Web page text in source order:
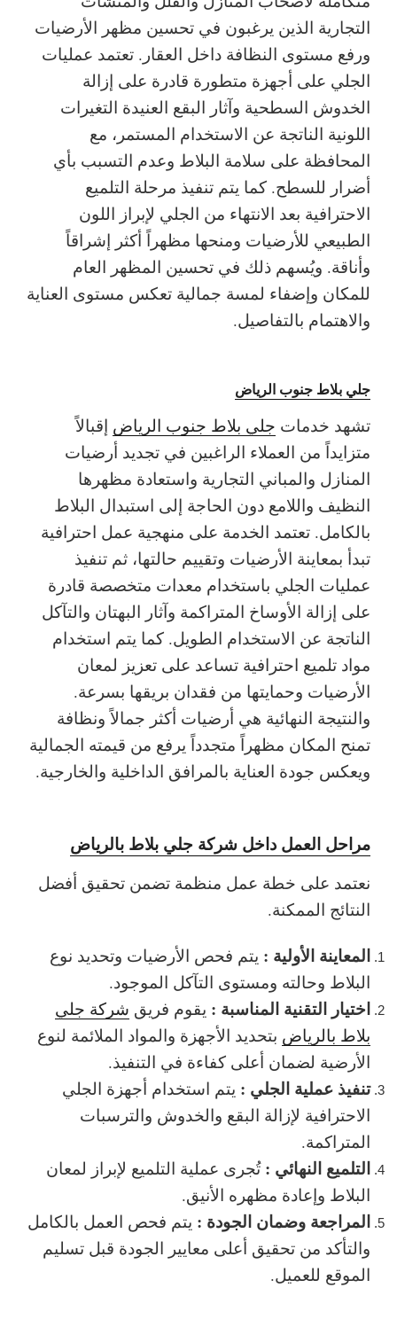
التجارية الذين يرغبون في تحسين مظهر الأرضيات
ورفع مستوى النظافة داخل العقار. تعتمد عمليات
الجلي على أجهزة متطورة قادرة على إزالة
الخدوش السطحية وآثار البقع العنيدة التغيرات
اللونية الناتجة عن الاستخدام المستمر، مع
المحافظة على سلامة البلاط وعدم التسبب بأي
أضرار للسطح. كما يتم تنفيذ مرحلة التلميع
الاحترافية بعد الانتهاء من الجلي لإبراز اللون
الطبيعي للأرضيات ومنحها مظهراً أكثر إشراقاً
وأناقة. ويُسهم ذلك في تحسين المظهر العام
للمكان وإضفاء لمسة جمالية تعكس مستوى العناية
والاهتمام بالتفاصيل.
جلي بلاط جنوب الرياض
تشهد خدمات جلي بلاط جنوب الرياض إقبالاً
متزايداً من العملاء الراغبين في تجديد أرضيات
المنازل والمباني التجارية واستعادة مظهرها
النظيف واللامع دون الحاجة إلى استبدال البلاط
بالكامل. تعتمد الخدمة على منهجية عمل احترافية
تبدأ بمعاينة الأرضيات وتقييم حالتها، ثم تنفيذ
عمليات الجلي باستخدام معدات متخصصة قادرة
على إزالة الأوساخ المتراكمة وآثار البهتان والتآكل
الناتجة عن الاستخدام الطويل. كما يتم استخدام
مواد تلميع احترافية تساعد على تعزيز لمعان
الأرضيات وحمايتها من فقدان بريقها بسرعة.
والنتيجة النهائية هي أرضيات أكثر جمالاً ونظافة
تمنح المكان مظهراً متجدداً يرفع من قيمته الجمالية
ويعكس جودة العناية بالمرافق الداخلية والخارجية.
مراحل العمل داخل شركة جلي بلاط بالرياض
نعتمد على خطة عمل منظمة تضمن تحقيق أفضل
النتائج الممكنة.
المعاينة الأولية : يتم فحص الأرضيات وتحديد نوع
البلاط وحالته ومستوى التآكل الموجود.
اختيار التقنية المناسبة : يقوم فريق شركة جلي
بلاط بالرياض بتحديد الأجهزة والمواد الملائمة لنوع
الأرضية لضمان أعلى كفاءة في التنفيذ.
تنفيذ عملية الجلي : يتم استخدام أجهزة الجلي
الاحترافية لإزالة البقع والخدوش والترسبات
المتراكمة.
التلميع النهائي :تُجرى عملية التلميع لإبراز لمعان
البلاط وإعادة مظهره الأنيق.
المراجعة وضمان الجودة : يتم فحص العمل بالكامل
والتأكد من تحقيق أعلى معايير الجودة قبل تسليم
الموقع للعميل.